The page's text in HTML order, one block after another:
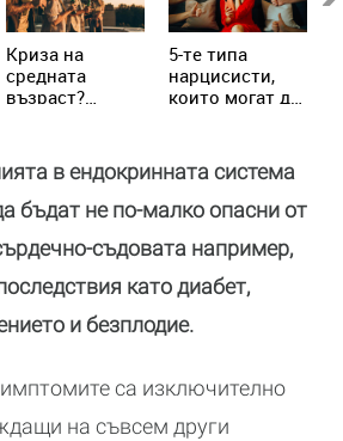
Криза на
средната
възраст?
правилата
5-те типа
нарцисисти,
които могат да
всеки ден
в ендокринната система
бъдат не по-малко опасни от
съдовата например,
като диабет,
и безплодие.
са изключително
на съвсем други